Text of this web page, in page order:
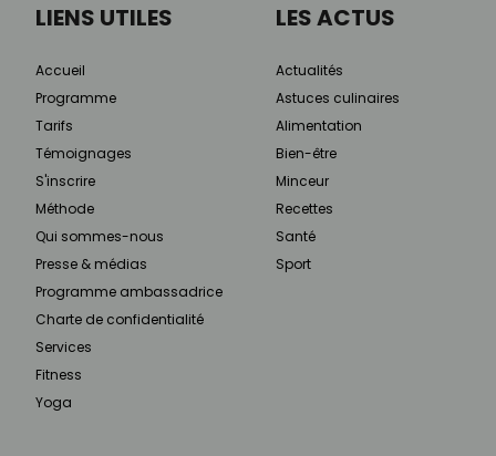
LIENS UTILES
Accueil
Programme
Tarifs
Témoignages
S'inscrire
Méthode
Qui sommes-nous
Presse & médias
Programme ambassadrice
Charte de confidentialité
Services
Fitness
Yoga
LES ACTUS
Actualités
Astuces culinaires
Alimentation
Bien-être
Minceur
Recettes
Santé
Sport